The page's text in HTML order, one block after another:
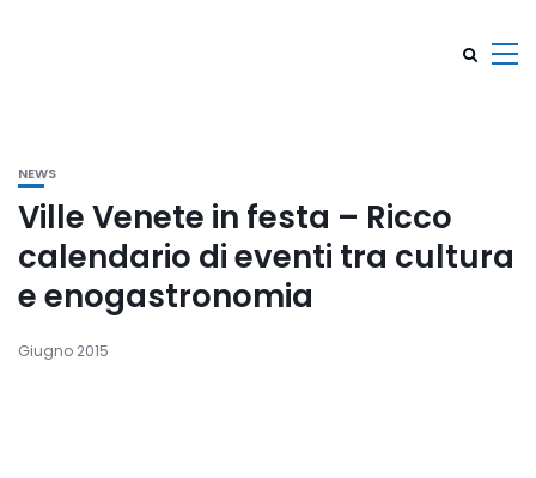
NEWS
Ville Venete in festa – Ricco
calendario di eventi tra cultura
e enogastronomia
Giugno 2015